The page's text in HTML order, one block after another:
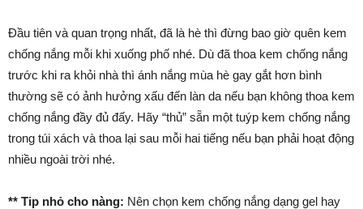
Đầu tiên và quan trọng nhất, đã là hè thì đừng bao giờ quên kem
chống nắng mỗi khi xuống phố nhé. Dù đã thoa kem chống nắng
trước khi ra khỏi nhà thì ánh nắng mùa hè gay gắt hơn bình
thường sẽ có ảnh hưởng xấu đến làn da nếu bạn không thoa kem
chống nắng đầy đủ đấy. Hãy “thủ” sẵn một tuýp kem chống nắng
trong túi xách và thoa lại sau mỗi hai tiếng nếu bạn phải hoạt động
nhiều ngoài trời nhé.
** Tip nhỏ cho nàng: Nên chọn kem chống nắng dạng gel hay